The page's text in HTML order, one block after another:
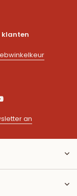
klanten
an